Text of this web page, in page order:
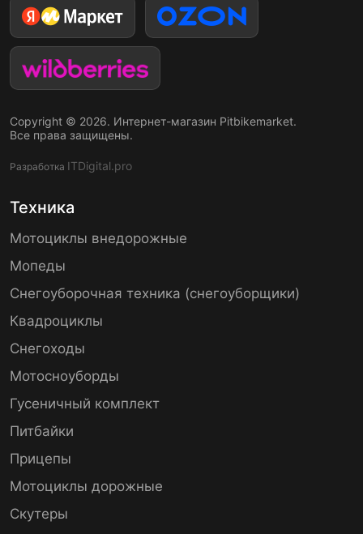
Copyright © 2026. Интернет-магазин Pitbikemarket.
Все права защищены.
Разработка ITDigital.pro
Техника
Мотоциклы внедорожные
Мопеды
Снегоуборочная техника (снегоуборщики)
Квадроциклы
Снегоходы
Мотосноуборды
Гусеничный комплект
Питбайки
Прицепы
Мотоциклы дорожные
Скутеры